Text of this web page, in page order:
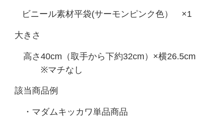
ビニール素材平袋(サーモンピンク色） ×1
大きさ
高さ40cm （取手から下約32cm ） ×横26.5cm
※マチなし
該当商品例
・マダムキッカワ単品商品